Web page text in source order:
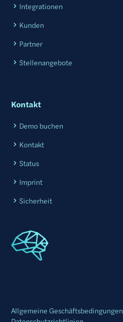
Integrationen
Kunden
Partner
Stellenangebote
Kontakt
Demo buchen
Kontakt
Status
Imprint
Sicherheit
Allgemeine Geschäftsbedingungen